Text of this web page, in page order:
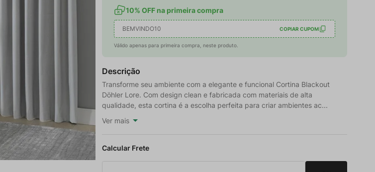
10% OFF na primeira compra
BEMVINDO10 COPIAR CUPOM
Válido apenas para primeira compra, neste produto.
Descrição
Transforme seu ambiente com a elegante e funcional Cortina Blackout
Döhler Lore. Com design clean e fabricada com materiais de alta
qualidade, esta cortina é a escolha perfeita para criar ambientes ac...
Ver mais